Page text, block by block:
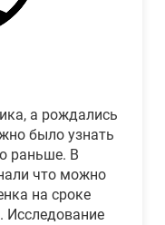
а рождались
было узнать
раньше. В
что можно
на сроке
Исследование